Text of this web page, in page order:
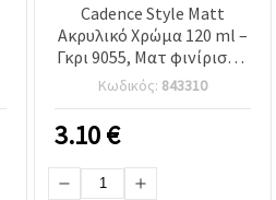
Cadence Style Matt
Ακρυλικό Χρώμα 120 ml –
Γκρι 9055, Ματ φινίρισμα
για κατασκευές,
χειροτεχνίες, ντεκουπάζ
& έργα DIY σε ξύλο, καμβά
και χαρτί
Κωδικός: 843310
3.10€